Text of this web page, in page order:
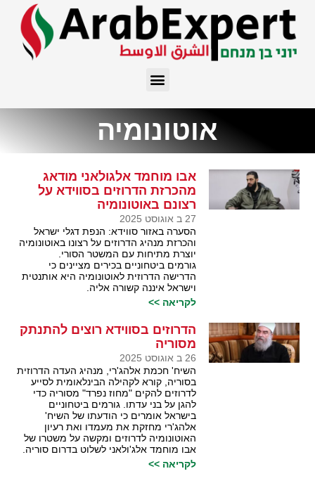
אוטונומיה
אבו מוחמד אלגולאני מודאג
מהכרזת הדרוזים בסווידא על
רצונם באוטונומיה
27 ב אוגוסט 2025
הסערה באזור סווידא: הנפת דגלי ישראל
והכרזת מנהיג הדרוזים על רצונו באוטונומיה
יוצרת מתיחות עם המשטר הסורי.
גורמים ביטחוניים בכירים מציינים כי
הדרישה הדרוזית לאוטונומיה היא אותנטית
וישראל איננה קשורה אליה.
לקריאה >>
הדרוזים בסווידא רוצים להתנתק
מסוריה
26 ב אוגוסט 2025
השיח' חכמת אלהג'רי, מנהיג העדה הדרוזית
בסוריה, קורא לקהילה הבינלאומית לסייע
לדרוזים להקים "מחוז נפרד" מסוריה כדי
להגן על בני עדתו. גורמים ביטחוניים
בישראל אומרים כי הודעתו של השיח'
אלהג'רי מחזקת את מעמדו ואת רעיון
האוטונומיה לדרוזים ומקשה על משטרו של
אבו מוחמד אלג'ולאני לשלוט בדרום סוריה.
לקריאה >>